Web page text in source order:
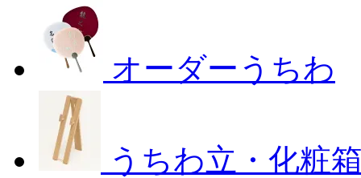
オーダーうちわ
うちわ立・化粧